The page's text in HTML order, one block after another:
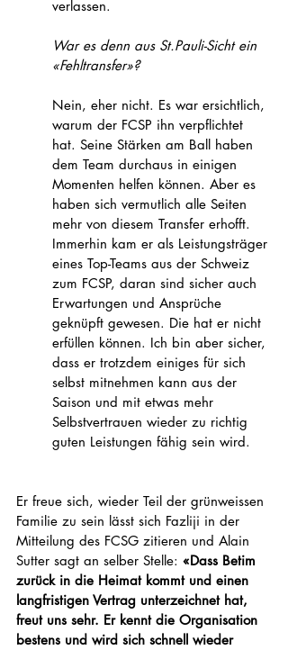
verlassen.
War es denn aus St.Pauli-Sicht ein
«Fehltransfer»?
Nein, eher nicht. Es war ersichtlich,
warum der FCSP ihn verpflichtet
hat. Seine Stärken am Ball haben
dem Team durchaus in einigen
Momenten helfen können. Aber es
haben sich vermutlich alle Seiten
mehr von diesem Transfer erhofft.
Immerhin kam er als Leistungsträger
eines Top-Teams aus der Schweiz
zum FCSP, daran sind sicher auch
Erwartungen und Ansprüche
geknüpft gewesen. Die hat er nicht
erfüllen können. Ich bin aber sicher,
dass er trotzdem einiges für sich
selbst mitnehmen kann aus der
Saison und mit etwas mehr
Selbstvertrauen wieder zu richtig
guten Leistungen fähig sein wird.
Er freue sich, wieder Teil der grünweissen
Familie zu sein lässt sich Fazliji in der
Mitteilung des FCSG zitieren und Alain
Sutter sagt an selber Stelle: «Dass Betim
zurück in die Heimat kommt und einen
langfristigen Vertrag unterzeichnet hat,
freut uns sehr. Er kennt die Organisation
bestens und wird sich schnell wieder